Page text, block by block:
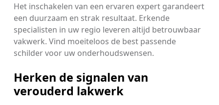
Het inschakelen van een ervaren expert garandeert
een duurzaam en strak resultaat. Erkende
specialisten in uw regio leveren altijd betrouwbaar
vakwerk. Vind moeiteloos de best passende
schilder voor uw onderhoudswensen.
Herken de signalen van
verouderd lakwerk